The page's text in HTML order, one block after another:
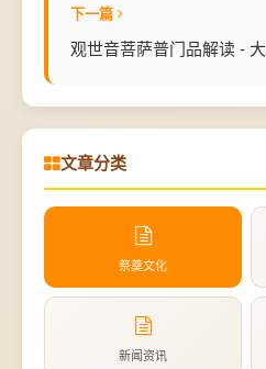
下一篇
观世音菩萨普门品解读 -
文章分类
祭奠文化
新闻资讯